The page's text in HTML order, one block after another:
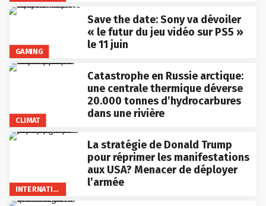
GAMING
Save the date: Sony va dévoiler
« le futur du jeu vidéo sur PS5 »
le 11 juin
CLIMAT
Catastrophe en Russie arctique:
une centrale thermique déverse
20.000 tonnes d’hydrocarbures
dans une rivière
INTERNATIONAL
La stratégie de Donald Trump
pour réprimer les manifestations
aux USA? Menacer de déployer
l’armée